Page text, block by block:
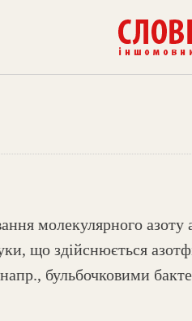
молекулярного азоту
що здійснюється
бульбочковими